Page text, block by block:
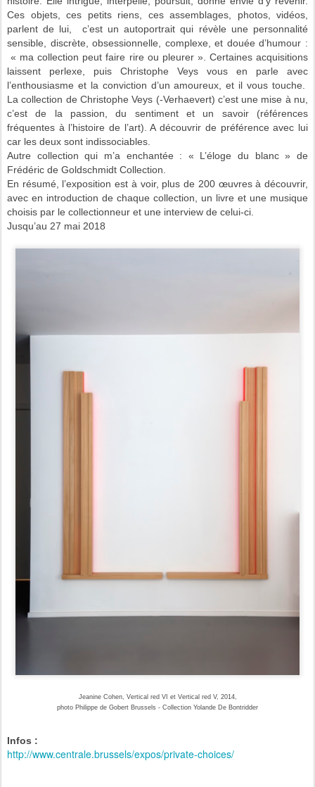
Ces objets, ces petits riens, ces assemblages, photos, vidéos,
parlent de lui, c’est un autoportrait qui révèle une personnalité
sensible, discrète, obsessionnelle, complexe, et douée d’humour :
« ma collection peut faire rire ou pleurer ». Certaines acquisitions
laissent perlexe, puis Christophe Veys vous en parle avec
l’enthousiasme et la conviction d’un amoureux, et il vous touche.
La collection de Christophe Veys (-Verhaevert) c’est une mise à nu,
c’est de la passion, du sentiment et un savoir (références
fréquentes à l’histoire de l’art). A découvrir de préférence avec lui
car les deux sont indissociables.
Autre collection qui m’a enchantée : « L’éloge du blanc » de
Frédéric de Goldschmidt Collection.
En résumé, l’exposition est à voir, plus de 200 œuvres à découvrir,
avec en introduction de chaque collection, un livre et une musique
choisis par le collectionneur et une interview de celui-ci.
Jusqu’au 27 mai 2018
Jeanine Cohen, Vertical red VI et Vertical red V, 2014,
photo Philippe de Gobert Brussels - Collection Yolande De Bontridder
Infos :
http://www.centrale.brussels/expos/private-choices/